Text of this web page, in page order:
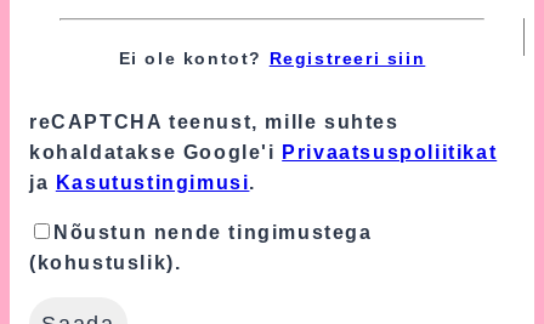
reCAPTCHA teenust, mille suhtes
kohaldatakse Google'i Privaatsuspoliitikat
ja Kasutustingimusi.
Nõustun nende tingimustega
(kohustuslik).
Ei ole kontot? Registreeri siin